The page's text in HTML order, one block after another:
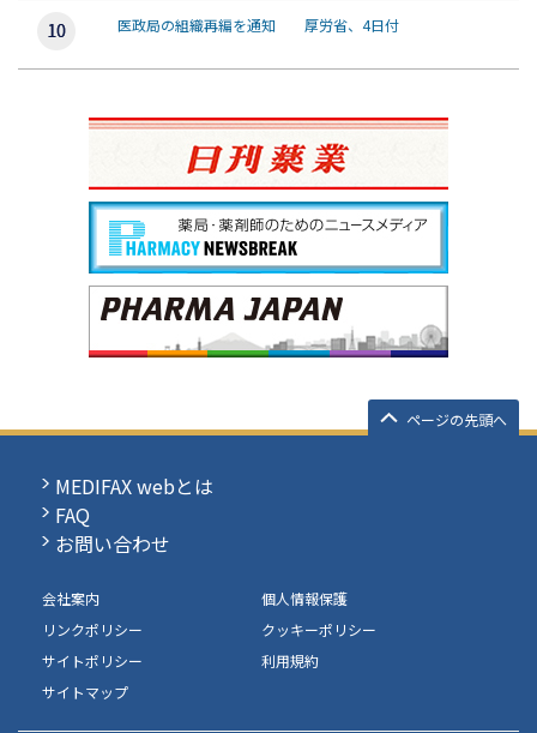
医政局の組織再編を通知 厚労省、4日付
ページの先頭へ
MEDIFAX webとは
FAQ
お問い合わせ
会社案内
個人情報保護
リンクポリシー
クッキーポリシー
サイトポリシー
利用規約
サイトマップ